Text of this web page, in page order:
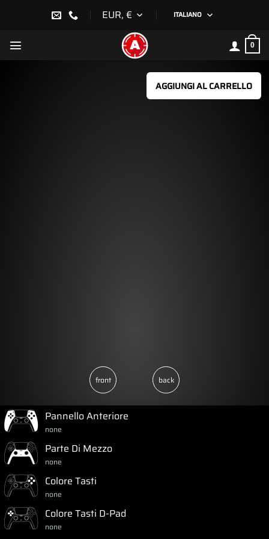
EUR, € ITALIANO
0
Pannello Anteriore
none
Parte Di Mezzo
none
Colore Tasti
none
Colore Tasti D-Pad
none
front back
AGGIUNGI AL CARRELLO